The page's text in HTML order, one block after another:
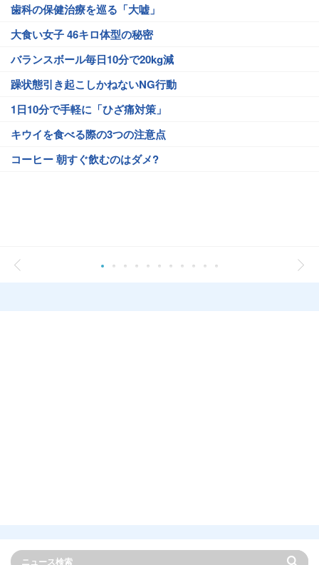
歯科の保健治療を巡る「大嘘」
大食い女子 46キロ体型の秘密
バランスボール毎日10分で20kg減
躁状態引き起こしかねないNG行動
1日10分で手軽に「ひざ痛対策」
キウイを食べる際の3つの注意点
コーヒー 朝すぐ飲むのはダメ?